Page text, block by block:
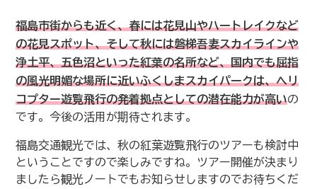
福島市街からも近く、春には花見山やハートレイクなど
の花見スポット、そして秋には磐梯吾妻スカイラインや
浄土平、五色沼といった紅葉の名所など、国内でも屈指
の風光明媚な場所に近いふくしまスカイパークは、ヘリ
コプター遊覧飛行の発着拠点としての潜在能力が高いの
です。今後の活用が期待されます。
福島交通観光では、秋の紅葉遊覧飛行のツアーも検討中
ということですので楽しみですね。ツアー開催が決まり
ましたら観光ノートでもお知らせしますのでお待ちくだ